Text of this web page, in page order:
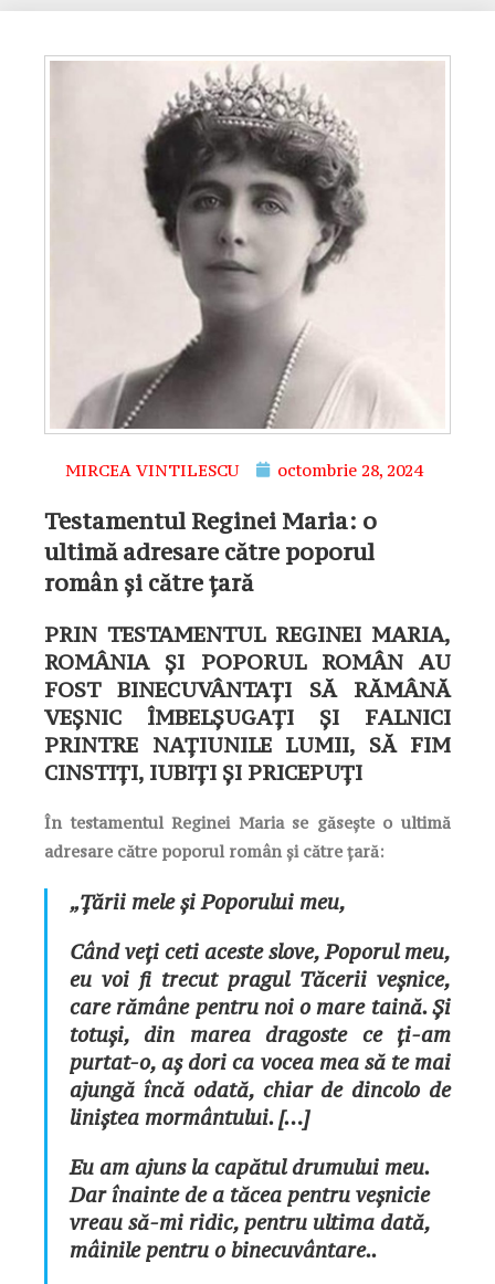
MIRCEA VINTILESCU octombrie 28, 2024
Testamentul Reginei Maria: o
ultimă adresare către poporul
român și către țară
PRIN TESTAMENTUL REGINEI MARIA,
ROMÂNIA ȘI POPORUL ROMÂN AU
FOST BINECUVÂNTAȚI SĂ RĂMÂNĂ
VEȘNIC ÎMBELȘUGAȚI ȘI FALNICI
PRINTRE NAȚIUNILE LUMII, SĂ FIM
CINSTIȚI, IUBIȚI ȘI PRICEPUȚI
În testamentul Reginei Maria se găsește o ultimă
adresare către poporul român și către țară:
„Țării mele și Poporului meu,
Când veți ceti aceste slove, Poporul meu,
eu voi fi trecut pragul Tăcerii veșnice,
care rămâne pentru noi o mare taină. Și
totuși, din marea dragoste ce ți-am
purtat-o, aș dori ca vocea mea să te mai
ajungă încă odată, chiar de dincolo de
liniștea mormântului. […]
Eu am ajuns la capătul drumului meu.
Dar înainte de a tăcea pentru veșnicie
vreau să-mi ridic, pentru ultima dată,
mâinile pentru o binecuvântare..